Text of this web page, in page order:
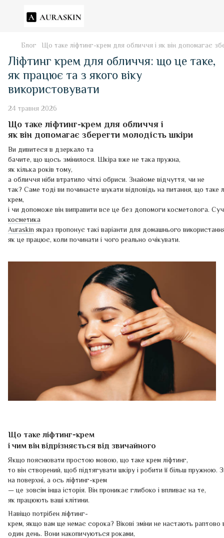
Блог Що таке ліфтинг-крем для обличчя і як він допомагає
Ліфтинг крем для обличчя: що це таке,
як працює та з якого віку
використовувати
24 травня 2026
Що таке ліфтинг-крем для обличчя і
як він допомагає зберегти молодість шкіри
Ви дивитеся в дзеркало та
бачите, що щось змінилося. Шкіра вже не така пружна,
як кілька років тому,
а обличчя ніби втратило чіткі обриси. Знайоме відчуття, чи не
так? Саме тоді ви починаєте шукати відповідь на питання, що таке
крем,
і чи допоможе він виправити все це без допомоги косметолога.
косметика
Auraskin якраз пропонує такі варіанти для домашнього
як це працює, коли починати і чого реально очікувати.
Що таке ліфтинг-крем
і чим він відрізняється від звичайного
Якщо пояснювати простою мовою, що таке крем ліфтинг,
то він створений, щоб підтягувати шкіру і робити її більш
на поверхні, а ось ліфтинг-крем
— це зовсім інша історія. Він проникає глибоко і впливає на те,
як працюють ваші клітини.
Навіщо потрібен ліфтинг-
крем, якщо вам ще немає сорока? Вікові зміни не настають раптово
один день. Вони накопичуються роками,